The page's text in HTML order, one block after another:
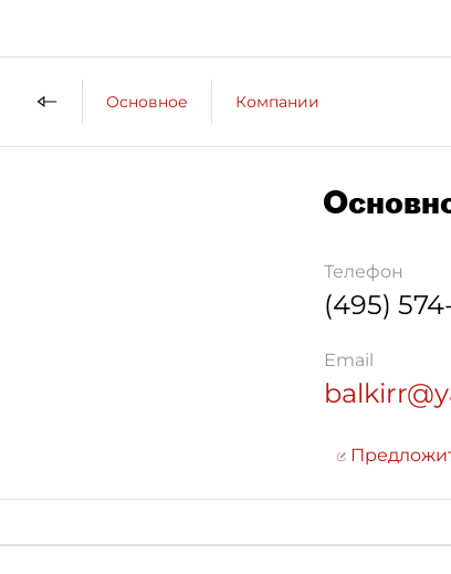
Основное Компании
Телефон
(495)
Email